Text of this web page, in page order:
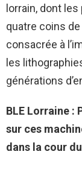
lorrain, dont
quatre coins
consacrée à
les
générations
BLE Lorraine :
sur ces
dans la cour